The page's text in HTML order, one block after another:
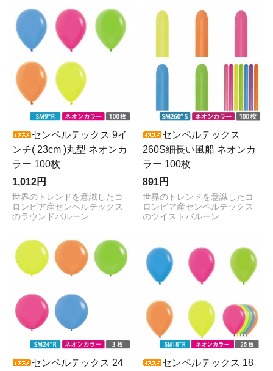
センペルテックス 9イ
ンチ( 23cm )丸型 ネオンカ
ラー 100枚
1,012円
世界のトレンドを意識したコ
ロンビア産センペルテックス
のラウンドバルーン
センペルテックス
260S細長い風船 ネオンカ
ラー 100枚
891円
世界のトレンドを意識したコ
ロンビア産センペルテックス
のツイストバルーン
センペルテックス 24
センペルテックス 18